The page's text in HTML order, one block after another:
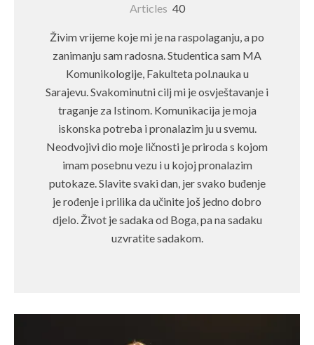
Articles 40
Živim vrijeme koje mi je na raspolaganju, a po
zanimanju sam radosna. Studentica sam MA
Komunikologije, Fakulteta pol.nauka u
Sarajevu. Svakominutni cilj mi je osvještavanje i
traganje za Istinom. Komunikacija je moja
iskonska potreba i pronalazim ju u svemu.
Neodvojivi dio moje ličnosti je priroda s kojom
imam posebnu vezu i u kojoj pronalazim
putokaze. Slavite svaki dan, jer svako buđenje
je rođenje i prilika da učinite još jedno dobro
djelo. Život je sadaka od Boga, pa na sadaku
uzvratite sadakom.